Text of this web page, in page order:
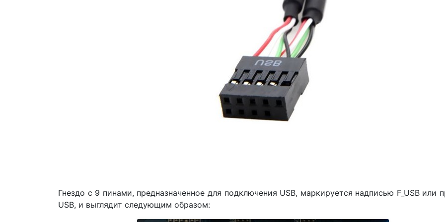
Гнездо с 9 пинами, предназначенное для подключения USB, маркируется надписью F_USB или
USB, и выглядит следующим образом: